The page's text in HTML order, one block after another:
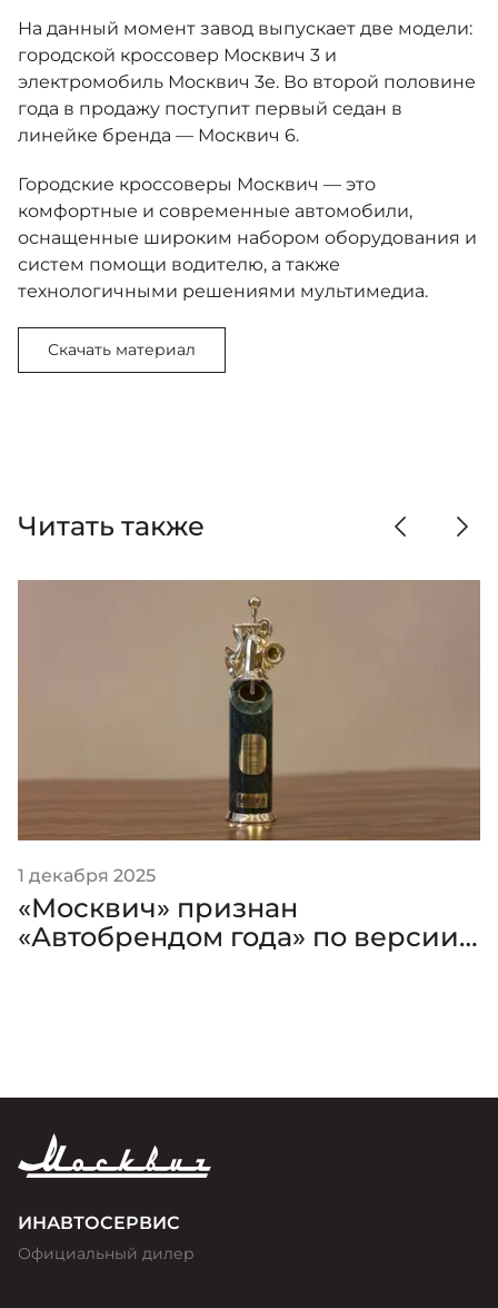
На данный момент завод выпускает две модели:
городской кроссовер Москвич 3 и
электромобиль Москвич 3е. Во второй половине
года в продажу поступит первый седан в
линейке бренда — Москвич 6.
Городские кроссоверы Москвич — это
комфортные и современные автомобили,
оснащенные широким набором оборудования и
систем помощи водителю, а также
технологичными решениями мультимедиа.
Скачать материал
Читать также
1 декабря 2025
«Москвич» признан
«Автобрендом года» по версии
ИНАВТОСЕРВИС
Официальный дилер